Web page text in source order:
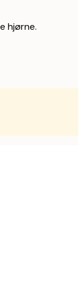
hjørne.